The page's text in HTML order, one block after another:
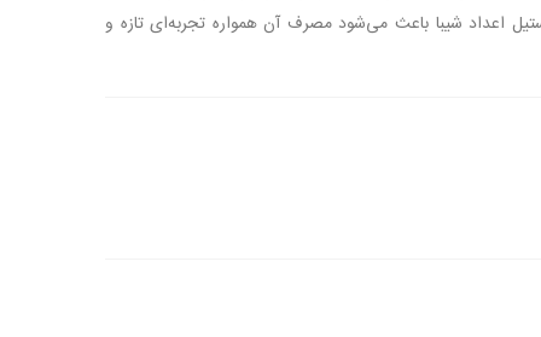
اعداد شیبا باعث می‌شود مصرف آن همواره تجربه‌ای تازه و